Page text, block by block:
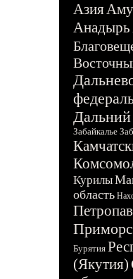
Азия
Анадырь
Забайкалье
Курилы
область
Бурятия
(Якутия)